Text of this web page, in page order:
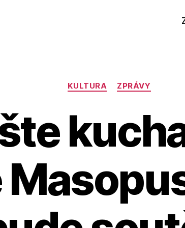
Rubriky
KULTURA ZPRÁVY